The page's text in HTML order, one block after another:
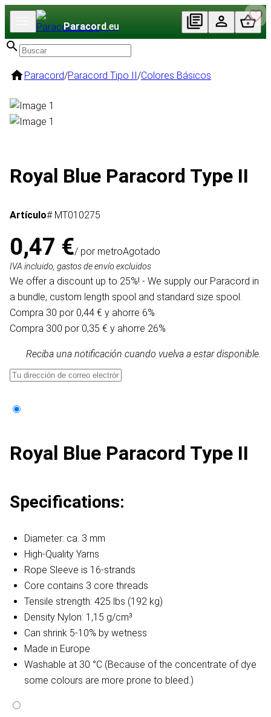
Paracord.eu
Paracord/Paracord Tipo II/Colores Básicos
Royal Blue Paracord Type II
Artículo# MT010275
0,47 €/ por metroAgotado
IVA incluido, gastos de envío excluidos
We offer a discount up to 25%! - We supply our Paracord in
a bundle, custom length spool and standard size spool.
Compra 30 por 0,44 € y ahorre 6%
Compra 300 por 0,35 € y ahorre 26%
Reciba una notificación cuando vuelva a estar disponible.
Royal Blue Paracord Type II
Specifications:
Diameter: ca. 3 mm
High-Quality Yarns
Rope Sleeve is 16-strands
Core contains 3 core threads
Tensile strength: 425 lbs (192 kg)
Density Nylon: 1,15 g/cm³
Can shrink 5-10% by wetness
Made in Europe
Washable at 30 °C (Because of the concentrate of dye
some colours are more prone to bleed.)